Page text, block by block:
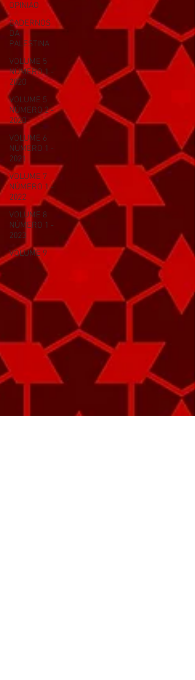
OPINIÃO
CADERNOS
DA
PALESTINA
VOLUME 5
NÚMERO 1 -
2020
VOLUME 5
NÚMERO 2 -
2020
VOLUME 6
NÚMERO 1 -
2021
VOLUME 7
NÚMERO 1 -
2022
VOLUME 8
NÚMERO 1 -
2023
VOLUME 9